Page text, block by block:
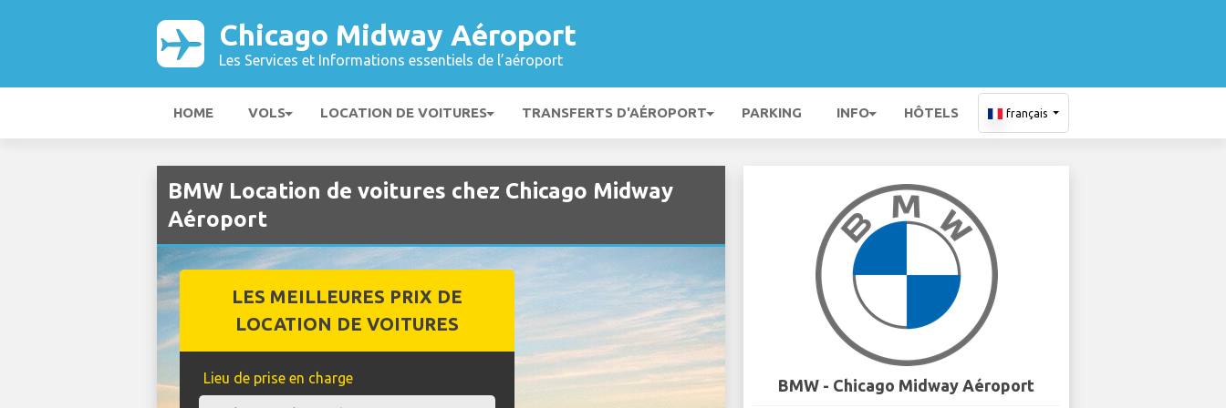
Chicago Midway Aéroport
Les Services et Informations essentiels de l’aéroport
HOME VOLS LOCATION DE VOITURES TRANSFERTS D'AÉROPORT PARKING INFO HÔTELS français
BMW Location de voitures chez Chicago Midway
Aéroport
LES MEILLEURES PRIX DE
LOCATION DE VOITURES
Lieu de prise en charge BMW - Chicago Midway Aéroport